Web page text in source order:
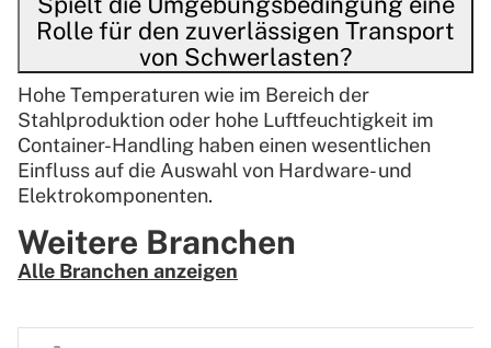
Rolle für den zuverlässigen Transport
von Schwerlasten?
Hohe Temperaturen wie im Bereich der
Stahlproduktion oder hohe Luftfeuchtigkeit im
Container-Handling haben einen wesentlichen
Einfluss auf die Auswahl von Hardware- und
Elektrokomponenten.
Weitere Branchen
Alle Branchen anzeigen